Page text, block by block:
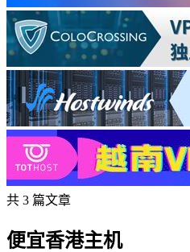
共 3 篇文章
便宜香港主机